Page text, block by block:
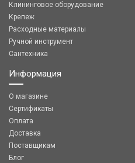
Клининговое оборудование
Крепеж
Расходные материалы
Ручной инструмент
Сантехника
Информация
О магазине
Сертификаты
Оплата
Доставка
Поставщикам
Блог